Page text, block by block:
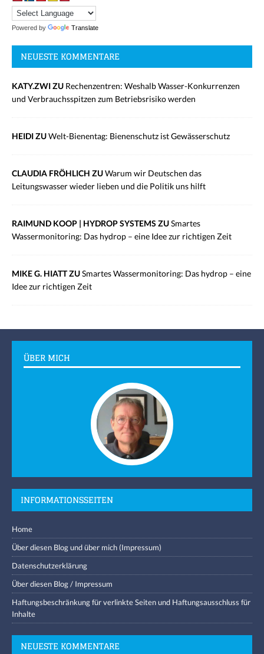
Powered by Translate
NEUESTE KOMMENTARE
KATY.ZWI ZU Rechenzentren: Weshalb Wasser-Konkurrenzen
und Verbrauchsspitzen zum Betriebsrisiko werden
HEIDI ZUWelt-Bienentag: Bienenschutz ist Gewässerschutz
CLAUDIA FRÖHLICH ZUWarum wir Deutschen das
Leitungswasser wieder lieben und die Politik uns hilft
RAIMUND KOOP | HYDROP SYSTEMS ZUSmartes
Wassermonitoring: Das hydrop – eine Idee zur richtigen Zeit
MIKE G. HIATT ZUSmartes Wassermonitoring: Das hydrop – eine
Idee zur richtigen Zeit
ÜBER MICH
INFORMATIONSSEITEN
Home
Über diesen Blog und über mich (Impressum)
Datenschutzerklärung
Über diesen Blog / Impressum
Haftungsbeschränkung für verlinkte Seiten und Haftungsausschluss für
Inhalte
NEUESTE KOMMENTARE